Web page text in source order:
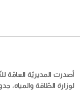
أصدرت المديريّة العامّة
لوزارة الطّاقة والمياه،